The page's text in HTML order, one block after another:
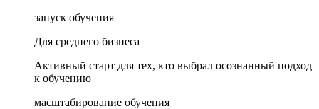
запуск обучения
Для среднего бизнеса
Активный старт для тех, кто выбрал осознанный подход
к обучению
масштабирование обучения